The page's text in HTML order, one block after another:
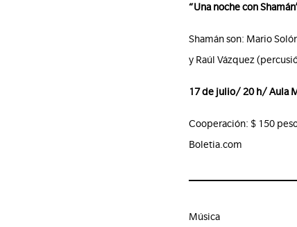
“Una noche con
Shamán son: Mario
y Raúl Vázquez
17 de julio/ 20 h/ Aula
Cooperación: $ 150
Boletia.com
Música